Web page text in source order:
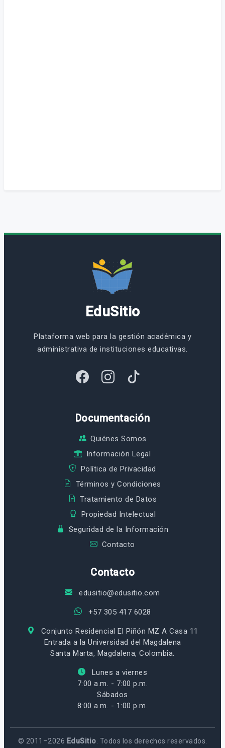
EduSitio
Plataforma web para la gestión académica y
administrativa de instituciones educativas.
Documentación
Quiénes Somos
Información Legal
Política de Privacidad
Términos y Condiciones
Tratamiento de Datos
Propiedad Intelectual
Seguridad de la Información
Contacto
Contacto
edusitio@edusitio.com
+57 305 417 6028
Conjunto Residencial El Piñón MZ A Casa 11
Entrada a la Universidad del Magdalena
Santa Marta, Magdalena, Colombia.
Lunes a viernes
7:00 a.m. - 7:00 p.m.
Sábados
8:00 a.m. - 1:00 p.m.
© 2011–2026 EduSitio . Todos los derechos reservados.